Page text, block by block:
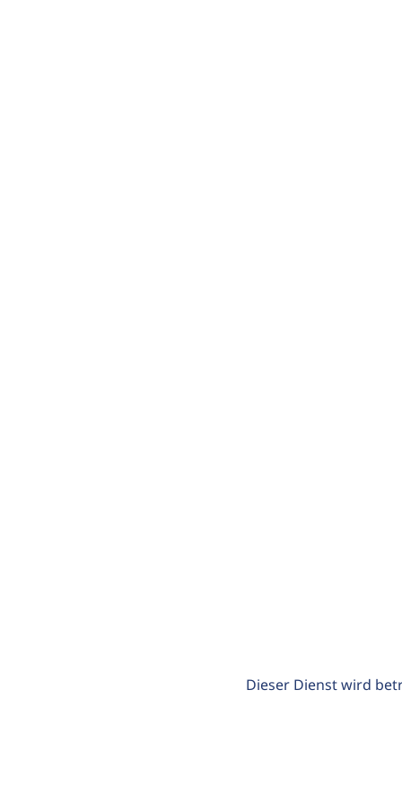
Dieser Dienst wird